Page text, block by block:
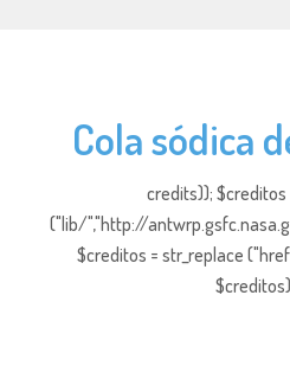
Cola sódica
credits)); $creditos
("lib/","http://
$creditos = str_replace